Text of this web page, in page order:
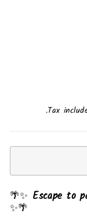
Tax
🌴✨ Escape to
✨🌴